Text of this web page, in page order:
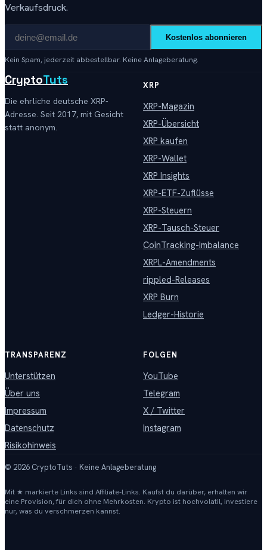
Verkaufsdruck.
Kostenlos abonnieren
Kein Spam, jederzeit abbestellbar. Keine Anlageberatung.
CryptoTuts
Die ehrliche deutsche XRP-
Adresse. Seit 2017, mit Gesicht
statt anonym.
XRP
XRP-Magazin
XRP-Übersicht
XRP kaufen
XRP-Wallet
XRP Insights
XRP-ETF-Zuflüsse
XRP-Steuern
XRP-Tausch-Steuer
CoinTracking-Imbalance
XRPL-Amendments
rippled-Releases
XRP Burn
Ledger-Historie
TRANSPARENZ
Unterstützen
Über uns
Impressum
Datenschutz
Risikohinweis
FOLGEN
YouTube
Telegram
X / Twitter
Instagram
© 2026 CryptoTuts · Keine Anlageberatung
Mit ★ markierte Links sind Affiliate-Links. Kaufst du darüber, erhalten wir
eine Provision, für dich ohne Mehrkosten. Krypto ist hochvolatil, investiere
nur, was du verschmerzen kannst.